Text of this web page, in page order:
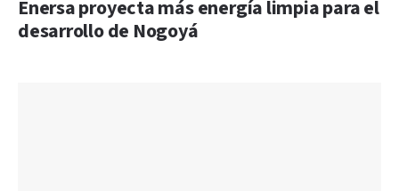
Enersa proyecta más energía limpia para el
desarrollo de Nogoyá